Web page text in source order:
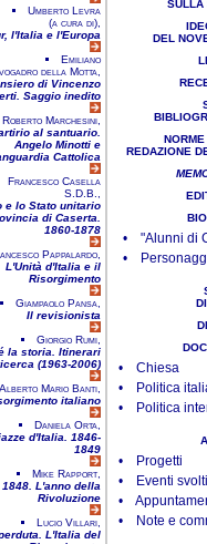
Umberto Levra
(a cura di),
l'Italia e l'Europa
Emiliano
della Motta,
di Vincenzo
Saggio inedito
Roberto Marchesini,
al santuario.
Angelo Minotti e
Cattolica
Francesco Casella
S.D.B.,
e lo Stato unitario
di Caserta.
1860-1878
Pappalardo,
L'Unità d'Italia e il
Risorgimento
Giampaolo Pansa,
Il revisionista
Giorgio Rumi,
la storia. Itinerari
(1963-2006)
Alberto Mario Banti,
italiano
Daniela Orta,
d'Italia. 1846-
1849
Mike Rapport,
1848. L'anno della
Rivoluzione
Lucio Villari,
L'Italia del
SULLA
DEL
REDAZIONE
• "Alunni di
•
• Chiesa
• Politica
• Politica
• Progetti
• Eventi svolti
•
• Note e